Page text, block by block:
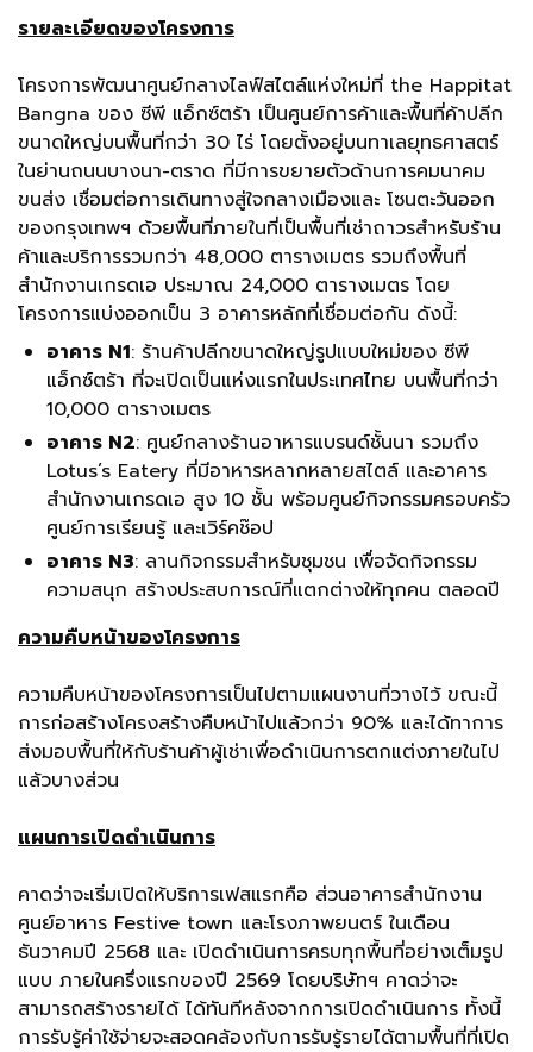
รายละเอียดของโครงการ
โครงการพัฒนาศูนย์กลางไลฟ์สไตล์แห่งใหม่ที่ the Happitat
Bangna ของ ซีพี แอ็กซ์ตร้า เป็นศูนย์การค้าและพื้นที่ค้าปลีก
ขนาดใหญ่บนพื้นที่กว่า 30 ไร่ โดยตั้งอยู่บนทาเลยุทธศาสตร์
ในย่านถนนบางนา-ตราด ที่มีการขยายตัวด้านการคมนาคม
ขนส่ง เชื่อมต่อการเดินทางสู่ใจกลางเมืองและ โซนตะวันออก
ของกรุงเทพฯ ด้วยพื้นที่ภายในที่เป็นพื้นที่เช่าถาวรสำหรับร้าน
ค้าและบริการรวมกว่า 48,000 ตารางเมตร รวมถึงพื้นที่
สำนักงานเกรดเอ ประมาณ 24,000 ตารางเมตร โดย
โครงการแบ่งออกเป็น 3 อาคารหลักที่เชื่อมต่อกัน ดังนี้:
อาคาร N1: ร้านค้าปลีกขนาดใหญ่รูปแบบใหม่ของ ซีพี
แอ็กซ์ตร้า ที่จะเปิดเป็นแห่งแรกในประเทศไทย บนพื้นที่กว่า
10,000 ตารางเมตร
อาคาร N2: ศูนย์กลางร้านอาหารแบรนด์ชั้นนา รวมถึง
Lotus’s Eatery ที่มีอาหารหลากหลายสไตล์ และอาคาร
สำนักงานเกรดเอ สูง 10 ชั้น พร้อมศูนย์กิจกรรมครอบครัว
ศูนย์การเรียนรู้ และเวิร์คช๊อป
อาคาร N3: ลานกิจกรรมสำหรับชุมชน เพื่อจัดกิจกรรม
ความสนุก สร้างประสบการณ์ที่แตกต่างให้ทุกคน ตลอดปี
ความคืบหน้าของโครงการ
ความคืบหน้าของโครงการเป็นไปตามแผนงานที่วางไว้ ขณะนี้
การก่อสร้างโครงสร้างคืบหน้าไปแล้วกว่า 90% และได้ทาการ
ส่งมอบพื้นที่ให้กับร้านค้าผู้เช่าเพื่อดำเนินการตกแต่งภายในไป
แล้วบางส่วน
แผนการเปิดดำเนินการ
คาดว่าจะเริ่มเปิดให้บริการเฟสแรกคือ ส่วนอาคารสำนักงาน
ศูนย์อาหาร Festive town และโรงภาพยนตร์ ในเดือน
ธันวาคมปี 2568 และ เปิดดำเนินการครบทุกพื้นที่อย่างเต็มรูป
แบบ ภายในครึ่งแรกของปี 2569 โดยบริษัทฯ คาดว่าจะ
สามารถสร้างรายได้ ได้ทันทีหลังจากการเปิดดำเนินการ ทั้งนี้
การรับรู้ค่าใช้จ่ายจะสอดคล้องกับการรับรู้รายได้ตามพื้นที่ที่เปิด